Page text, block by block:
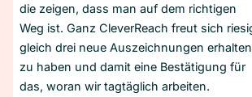
die zeigen, dass man auf dem richtigen
Weg ist. Ganz CleverReach freut sich
gleich drei neue Auszeichnungen erhalten
zu haben und damit eine Bestätigung für
das, woran wir tagtäglich arbeiten.